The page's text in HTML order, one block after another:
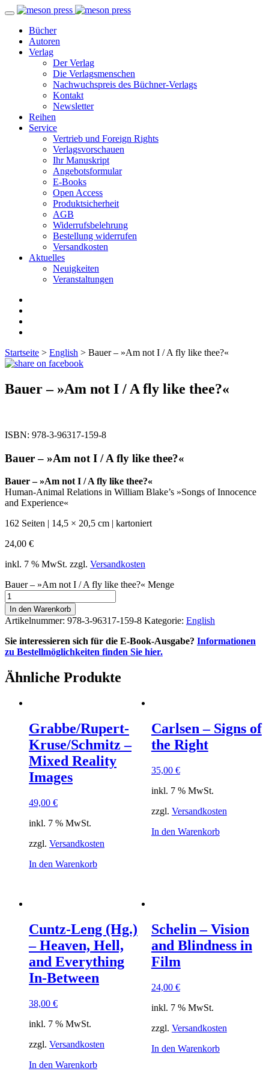
Bücher
Autoren
Verlag
Der Verlag
Die Verlagsmenschen
Nachwuchspreis des Büchner-Verlags
Kontakt
Newsletter
Reihen
Service
Vertrieb und Foreign Rights
Verlagsvorschauen
Ihr Manuskript
Angebotsformular
E-Books
Open Access
Produktsicherheit
AGB
Widerrufsbelehrung
Bestellung widerrufen
Versandkosten
Aktuelles
Neuigkeiten
Veranstaltungen
Startseite > English > Bauer – »Am not I / A fly like thee?«
Bauer – »Am not I / A fly like thee?«
ISBN: 978-3-96317-159-8
Bauer – »Am not I / A fly like thee?«
Bauer – »Am not I / A fly like thee?«
Human-Animal Relations in William Blake’s »Songs of Innocence
and Experience«
162 Seiten | 14,5 × 20,5 cm | kartoniert
24,00 €
inkl. 7 % MwSt. zzgl. Versandkosten
Bauer – »Am not I / A fly like thee?« Menge
In den Warenkorb
Artikelnummer: 978-3-96317-159-8 Kategorie: English
Sie interessieren sich für die E-Book-Ausgabe? Informationen
zu Bestellmöglichkeiten finden Sie hier.
Ähnliche Produkte
Grabbe/Rupert-
Kruse/Schmitz –
Mixed Reality
Images
49,00 €
inkl. 7 % MwSt.
zzgl. Versandkosten
In den Warenkorb
Carlsen – Signs of
the Right
35,00 €
inkl. 7 % MwSt.
zzgl. Versandkosten
In den Warenkorb
Cuntz-Leng (Hg.)
– Heaven, Hell,
and Everything
In-Between
38,00 €
inkl. 7 % MwSt.
zzgl. Versandkosten
In den Warenkorb
Schelin – Vision
and Blindness in
Film
24,00 €
inkl. 7 % MwSt.
zzgl. Versandkosten
In den Warenkorb